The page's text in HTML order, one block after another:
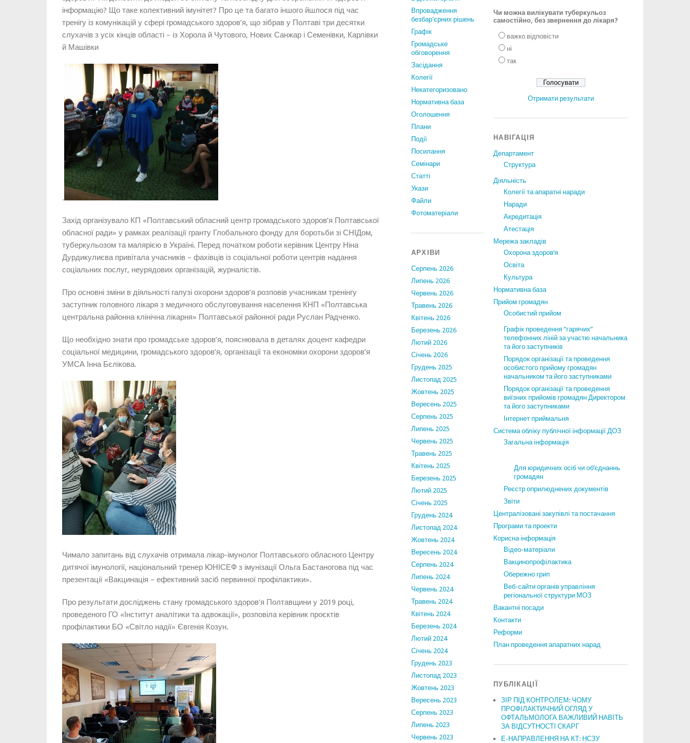
інформацію? Що таке колективний імунітет? Про це та багато іншого йшлося під час
тренігу із комунікацій у сфері громадського здоров’я, що зібрав у Полтаві три десятки
слухачів з усіх кінців області – із Хорола й Чутового, Нових Санжар і Семенівки, Карлівки
й Машівки
.
Захід організувало КП «Полтавський обласний центр громадського здоров’я Полтавської
обласної ради» у рамках реалізації гранту Глобального фонду для боротьби зі СНІДом,
туберкульозом та малярією в Україні. Перед початком роботи керівник Центру Ніна
Дурдикулиєва привітала учасників – фахівців із соціальної роботи центрів надання
соціальних послуг, неурядових організацій, журналістів.
Про основні зміни в діяльності галузі охорони здоров’я розповів учасникам тренінгу
заступник головного лікаря з медичного обслуговування населення КНП «Полтавська
центральна районна клінічна лікарня» Полтавської районної ради Руслан Радченко.
Що необхідно знати про громадське здоров’я, пояснювала в деталях доцент кафедри
соціальної медицини, громадського здоров’я, організації та економіки охорони здоров’я
УМСА Інна Бєлікова.
Чимало запитань від слухачів отримала лікар-імунолог Полтавського обласного Центру
дитячої імунології, національний тренер ЮНІСЕФ з імунізації Ольга Бастаногова під час
презентації «Вакцинація – ефективний засіб первинної профілактики».
Про результати досліджень стану громадського здоров’я Полтавщини у 2019 році,
проведеного ГО «Інститут аналітики та адвокації», розповіла керівник проєктів
профілактики БО «Світло надії» Євгенія Козун.
Впровадження
безбар'єрних рішень
Графiк
Громадське
обговорення
Засідання
Колегії
Некатегоризовано
Нормативна база
Оголошення
Плани
Події
Посилання
Семінари
Статтi
Укази
Файли
Фотоматеріали
АРХІВИ
Серпень 2026
Липень 2026
Червень 2026
Травень 2026
Квітень 2026
Березень 2026
Лютий 2026
Січень 2026
Грудень 2025
Листопад 2025
Жовтень 2025
Вересень 2025
Серпень 2025
Липень 2025
Червень 2025
Травень 2025
Квітень 2025
Березень 2025
Лютий 2025
Січень 2025
Грудень 2024
Листопад 2024
Жовтень 2024
Вересень 2024
Серпень 2024
Липень 2024
Червень 2024
Травень 2024
Квітень 2024
Березень 2024
Лютий 2024
Січень 2024
Грудень 2023
Листопад 2023
Жовтень 2023
Вересень 2023
Серпень 2023
Липень 2023
Червень 2023
Чи можна вилікувати туберкульоз
самостійно, без звернення до лікаря?
важко відповісти
ні
так
Отримати результати
НАВІГАЦІЯ
Департамент
Структура
Діяльність
Колегії та апаратні наради
Наради
Акредитація
Атестація
Мережа закладів
Охорона здоров’я
Освіта
Культура
Нормативна база
Прийом громадян
Особистий прийом
Графік проведення “гарячих”
телефонних ліній за участю начальника
та його заступників
Порядок організації та проведення
особистого прийому громадян
начальником та його заступниками
Порядок організації та проведення
виїзних прийомів громадян Директором
та його заступниками
Інтернет приймальня
Система обліку публічної інформації ДОЗ
Загальна інформація
Для юридичних осіб чи об’єднаннь
громадян
Реєстр оприлюднених документів
Звіти
Централізовані закупівлі та постачання
Програми та проекти
Корисна інформація
Відео-матеріали
Вакцинопрофілактика
Обережно грип
Веб-сайти органів управління
регіональної структури МОЗ
Вакантні посади
Контакти
Реформи
План проведення апаратних нарад
ПУБЛІКАЦІЇ
ЗІР ПІД КОНТРОЛЕМ: ЧОМУ
ПРОФІЛАКТИЧНИЙ ОГЛЯД У
ОФТАЛЬМОЛОГА ВАЖЛИВИЙ НАВІТЬ
ЗА ВІДСУТНОСТІ СКАРГ
Е-НАПРАВЛЕННЯ НА КТ: НСЗУ